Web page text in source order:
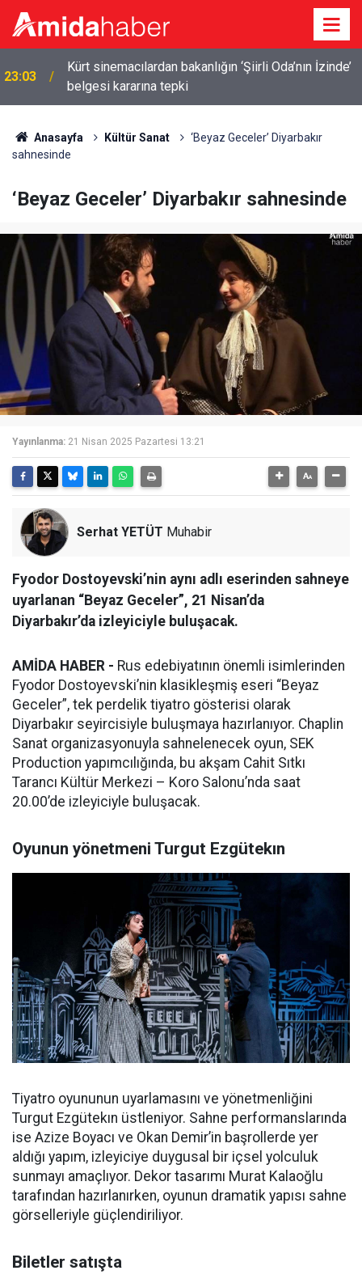
22:20
Vanspor’da lisans krizi: Maç kadrosunda 15 oyuncu
var
Anasayfa Kültür Sanat
‘Beyaz Geceler’ Diyarbakır
sahnesinde
‘Beyaz Geceler’ Diyarbakır sahnesinde
Yayınlanma: 21 Nisan 2025 Pazartesi 13:21
Serhat YETÜT Muhabir
Fyodor Dostoyevski’nin aynı adlı eserinden sahneye
uyarlanan “Beyaz Geceler”, 21 Nisan’da
Diyarbakır’da izleyiciyle buluşacak.
AMİDA HABER - Rus edebiyatının önemli isimlerinden
Fyodor Dostoyevski’nin klasikleşmiş eseri “Beyaz
Geceler”, tek perdelik tiyatro gösterisi olarak
Diyarbakır seyircisiyle buluşmaya hazırlanıyor. Chaplin
Sanat organizasyonuyla sahnelenecek oyun, SEK
Production yapımcılığında, bu akşam Cahit Sıtkı
Tarancı Kültür Merkezi – Koro Salonu’nda saat
20.00’de izleyiciyle buluşacak.
Oyunun yönetmeni Turgut Ezgütekın
Tiyatro oyununun uyarlamasını ve yönetmenliğini
Turgut Ezgütekın üstleniyor. Sahne performanslarında
ise Azize Boyacı ve Okan Demir’in başrollerde yer
aldığı yapım, izleyiciye duygusal bir içsel yolculuk
sunmayı amaçlıyor. Dekor tasarımı Murat Kalaoğlu
tarafından hazırlanırken, oyunun dramatik yapısı sahne
görselleriyle güçlendiriliyor.
Biletler satışta